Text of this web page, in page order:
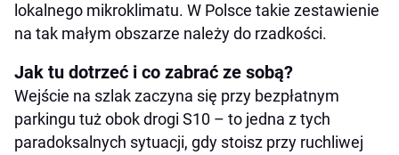
lokalnego mikroklimatu. W Polsce takie zestawienie
na tak małym obszarze należy do rzadkości.
Jak tu dotrzeć i co zabrać ze sobą?
Wejście na szlak zaczyna się przy bezpłatnym
parkingu tuż obok drogi S10 – to jedna z tych
paradoksalnych sytuacji, gdy stoisz przy ruchliwej